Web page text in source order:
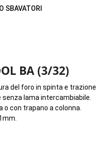
SBAVATORI
BA (3/32)
del foro in spinta e trazione
lama intercambiabile.
con trapano a colonna.